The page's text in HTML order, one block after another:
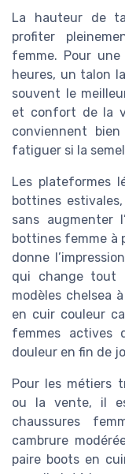
La hauteur de
profiter
femme. Pour
heures, un talon
souvent le
et confort de la
conviennent
fatiguer si la
Les plateformes
bottines
sans augmenter
bottines femme à
donne
qui change tout
modèles chelsea
en cuir couleur
femmes actives
douleur en fin de
Pour les métiers
ou la vente, il
chaussures
cambrure
paire boots en